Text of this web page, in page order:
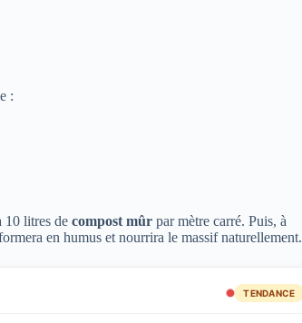
:
10 litres de compost mûr par mètre carré. Puis, à
en humus et nourrira le massif naturellement.
TENDANCE